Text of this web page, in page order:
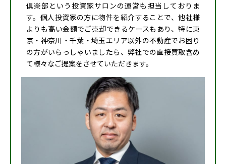
倶楽部という投資家サロンの運営も担当しておりま
す。個人投資家の方に物件を紹介することで、他社様
よりも高い金額でご売却できるケースもあり、特に東
京・神奈川・千葉・埼玉エリア以外の不動産でお困り
の方がいらっしゃいましたら、弊社での直接買取含め
て様々なご提案をさせていただきます。